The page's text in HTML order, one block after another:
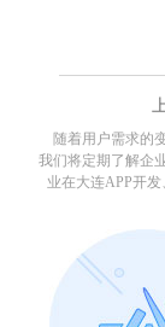
随着用户需求的
我们将定期了解企
业在大连APP开